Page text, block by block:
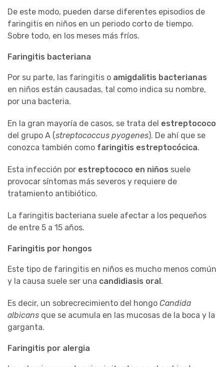
De este modo, pueden darse diferentes episodios de
faringitis en niños en un periodo corto de tiempo.
Sobre todo, en los meses más fríos.
Faringitis bacteriana
Por su parte, las faringitis o amigdalitis bacterianas
en niños están causadas, tal como indica su nombre,
por una bacteria.
En la gran mayoría de casos, se trata del estreptococo
del grupo A (streptococcus pyogenes). De ahí que se
conozca también como faringitis estreptocócica.
Esta infección por estreptococo en niños suele
provocar síntomas más severos y requiere de
tratamiento antibiótico.
La faringitis bacteriana suele afectar a los pequeños
de entre 5 a 15 años.
Faringitis por hongos
Este tipo de faringitis en niños es mucho menos común
y la causa suele ser una candidiasis oral.
Es decir, un sobrecrecimiento del hongo Candida
albicans que se acumula en las mucosas de la boca y la
garganta.
Faringitis por alergia